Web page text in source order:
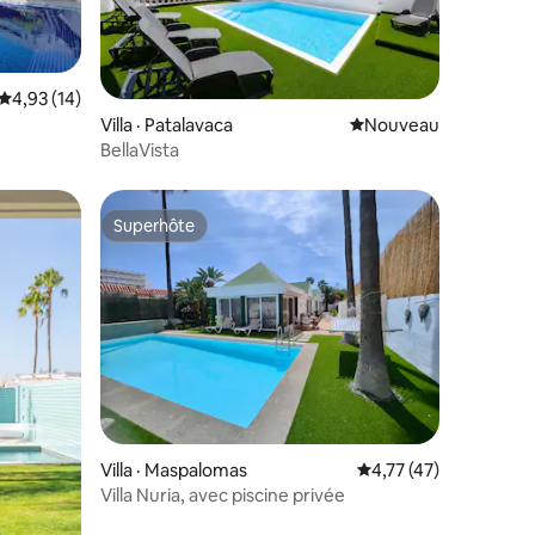
moyenne de 4,93 sur 5, 14 commentaires
4,93 (14)
Villa · Patalavaca Nouvel hébergement
Nouveau
BellaVista
plus aimésSuperhôte
Superhôte
Villa · Maspalomas Note moyenne de
4,77 (47)
Villa Nuria, avec piscine privée